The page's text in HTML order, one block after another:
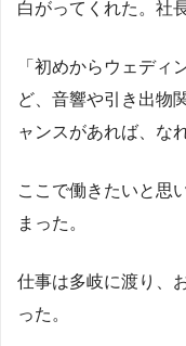
白がってくれた。社
「初めからウェデ
ど、音響や引き出物
ャンスがあれば、な
ここで働きたいと思
まった。
仕事は多岐に渡り、
った。